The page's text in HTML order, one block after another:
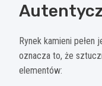
Rynek kamieni pełen
oznacza to, że
elementów: